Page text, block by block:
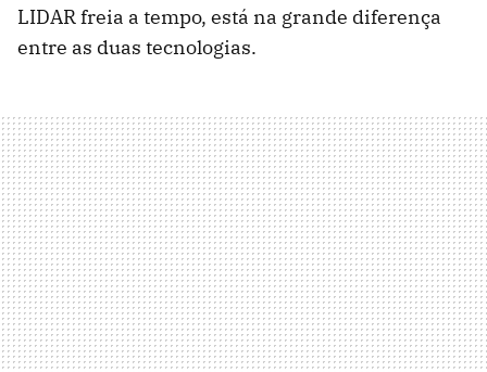
LIDAR freia a tempo, está na grande diferença
entre as duas tecnologias.